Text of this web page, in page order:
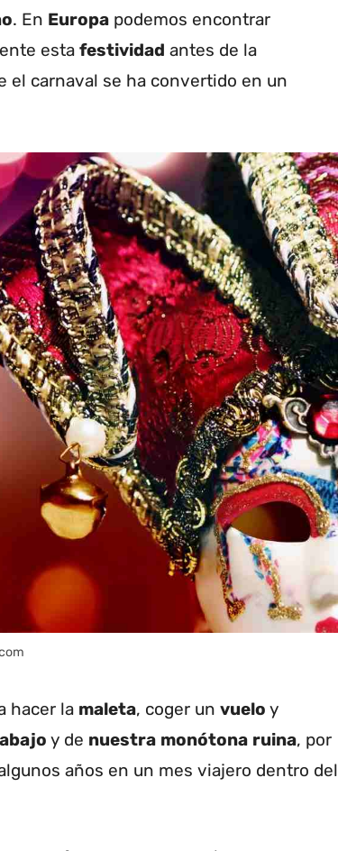
. En Europa podemos encontrar
esta festividad antes de la
el carnaval se ha convertido en un
hacer la maleta, coger un vuelo y
y de nuestra monótona ruina, por
años en un mes viajero dentro del